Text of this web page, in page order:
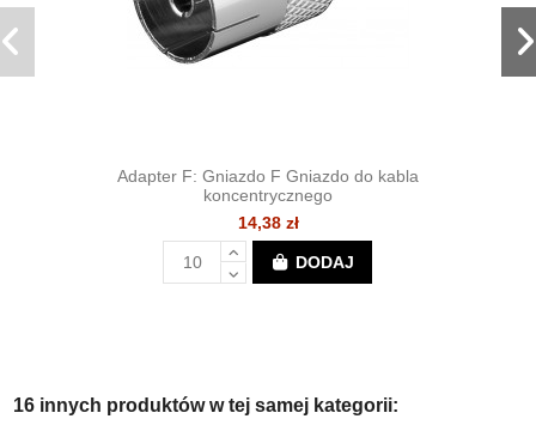
Adapter F: Gniazdo F Gniazdo do kabla
koncentrycznego
14,38 zł
DODAJ
16 innych produktów w tej samej kategorii: